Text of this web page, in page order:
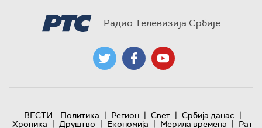
Радио Телевизија Србије
ВЕСТИ Политика | Регион | Свет | Србија данас |
Хроника | Друштво | Економија | Мерила времена | Рат